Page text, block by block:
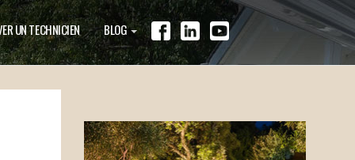
UN TECHNICIEN BLOG